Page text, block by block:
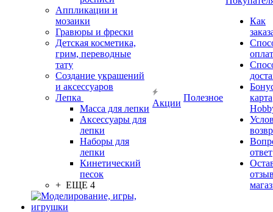
Аппликации и
мозаики
Гравюры и фрески
Детская косметика,
грим, переводные
тату
Создание украшений
и аксессуаров
Лепка
Масса для лепки
Аксессуары для
лепки
Наборы для
лепки
Кинетический
песок
+ ЕЩЕ 4
Акции
Полезное
Как
карта
ответ